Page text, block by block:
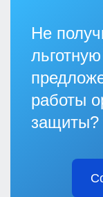
Не
работы
защиты?